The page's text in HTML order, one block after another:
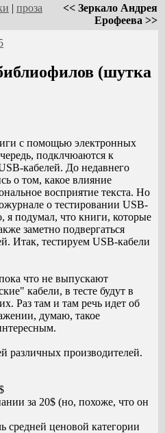
| проза
<< Зеркало Андрея
Ерофеева >>
(шутка
с помощью электронных
подклчюаются к
кабелей. До недавнего
о том, какое влияние
восприятие текста. Но
о тестировании USB-
я подумал, что книги, которые
заметно подвергаться
Итак, тестируем USB-кабели
что не выпускают
кабели, в тесте будут в
Раз там и там речь идет об
думаю, такое
различных производителей.
за 20$ (но, похоже, что он
средней ценовой категории